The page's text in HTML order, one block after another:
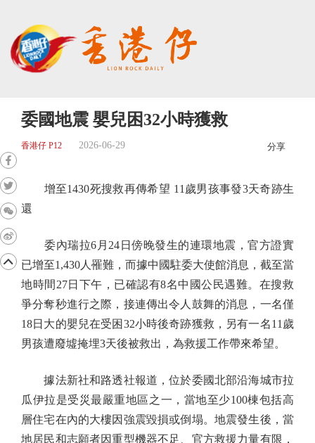
委國地震 嬰兒困32小時獲救
香港仔 P12 2026-06-29 分享
增至1430死搜救再傳希望 11歲男孩事發3天奇跡生
還
委內瑞拉6月24日傍晚發生的連環地震，官方證實
已增至1,430人罹難，而據中國駐委大使館消息，截至當
地時間27日下午，已確認有8名中國公民遇難。在搜救
爭分奪秒進行之際，接連傳出令人鼓舞的消息，一名僅
18日大的嬰兒在受困32小時後奇跡獲救，另有一名11歲
男孩遭廢墟掩埋3天後被救出，為救援工作帶來希望。
據法新社和路透社報道，位於委國北部沿海城市拉
瓜伊拉是受災最嚴重地區之一，當地至少100棟包括高
層住宅在內的大樓因強震毀損或倒塌。地震發生後，當
地居民和志願者因重型機器不足、官方救援力量有限，